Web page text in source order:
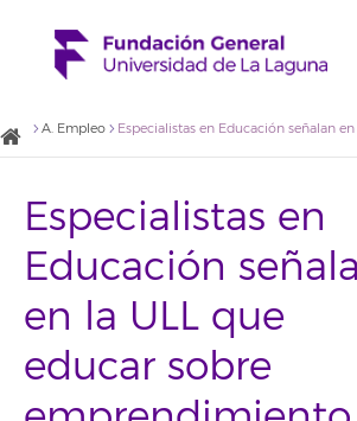
A. Empleo
Especialistas en
Educación
en la ULL que
educar sobre